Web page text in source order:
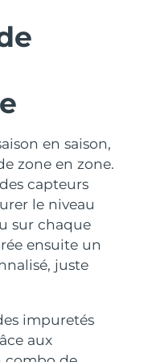
en saison,
zone en zone.
capteurs
le niveau
sur chaque
ensuite un
juste
impuretés
aux
on-the-go
lips
light therapy
bucco-dentaire
toothbrush
sonic toothbrush
ÂGE
LED
Livraison estimée
estimée
estimée8/17/26
estimée
estimée8/11/26
estimée8/15/26